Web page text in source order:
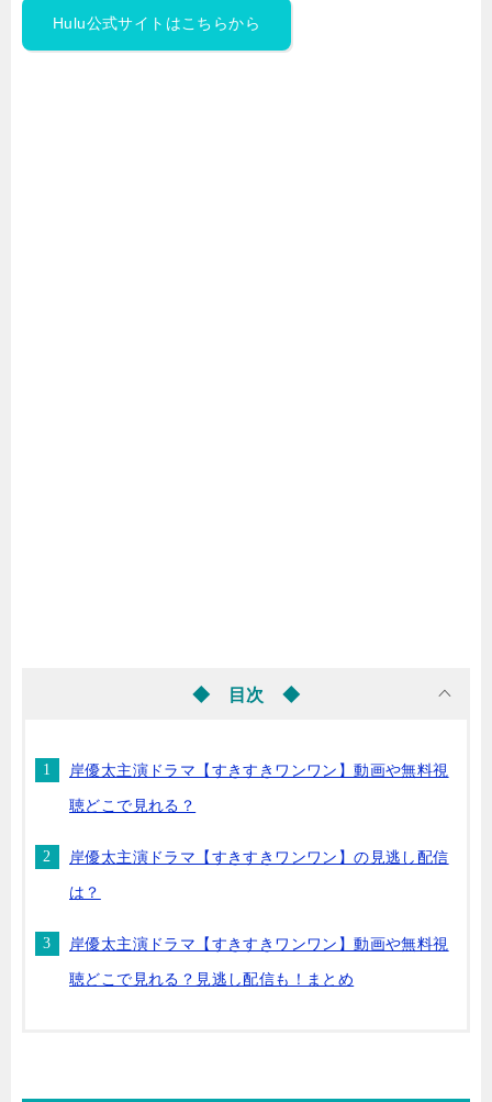
Hulu公式サイトはこちらから
◆ 目次 ◆
岸優太主演ドラマ【すきすきワンワン】動画や無料視
聴どこで見れる？
岸優太主演ドラマ【すきすきワンワン】の見逃し配信
は？
岸優太主演ドラマ【すきすきワンワン】動画や無料視
聴どこで見れる？見逃し配信も！まとめ